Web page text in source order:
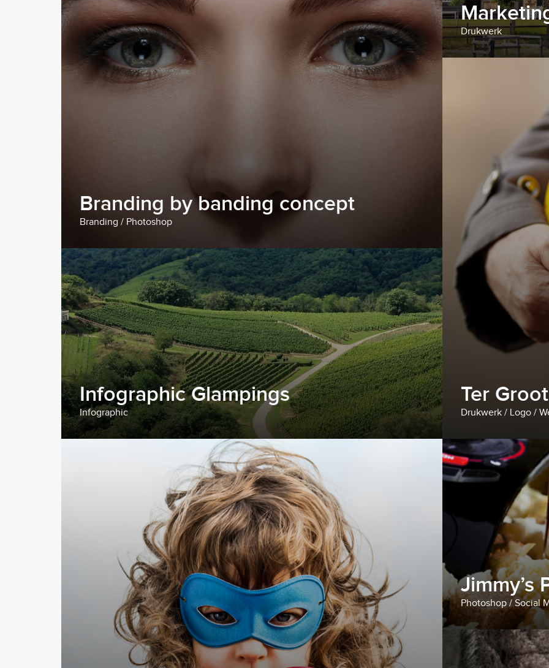
Branding by banding concept
Branding / Photoshop
Infographic Glampings
Infographic
Drukwerk
Ter
Drukwerk / Logo /
Jimmy’s
Photoshop / Social